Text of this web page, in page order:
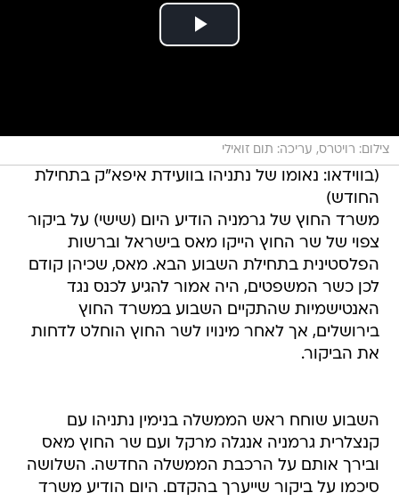
צילום: רויטרס, עריכה: תום זואילי
(בווידאו: נאומו של נתניהו בוועידת איפא"ק בתחילת
החודש)
משרד החוץ של גרמניה הודיע היום (שישי) על ביקור
צפוי של שר החוץ הייקו מאס בישראל וברשות
הפלסטינית בתחילת השבוע הבא. מאס, שכיהן קודם
לכן כשר המשפטים, היה אמור להגיע לכנס נגד
האנטישמיות שהתקיים השבוע במשרד החוץ
בירושלים, אך לאחר מינויו לשר החוץ הוחלט לדחות
את הביקור.
השבוע שוחח ראש הממשלה בנימין נתניהו עם
קנצלרית גרמניה אנגלה מרקל ועם שר החוץ מאס
ובירך אותם על הרכבת הממשלה החדשה. השלושה
סיכמו על ביקור שייערך בהקדם. היום הודיע משרד